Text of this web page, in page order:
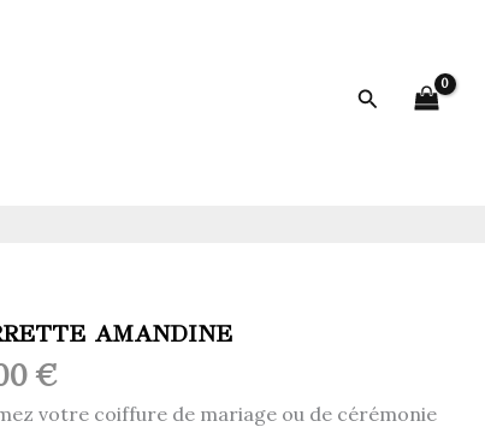
Rechercher
AMANDINE
€
votre coiffure de mariage ou de cérémonie